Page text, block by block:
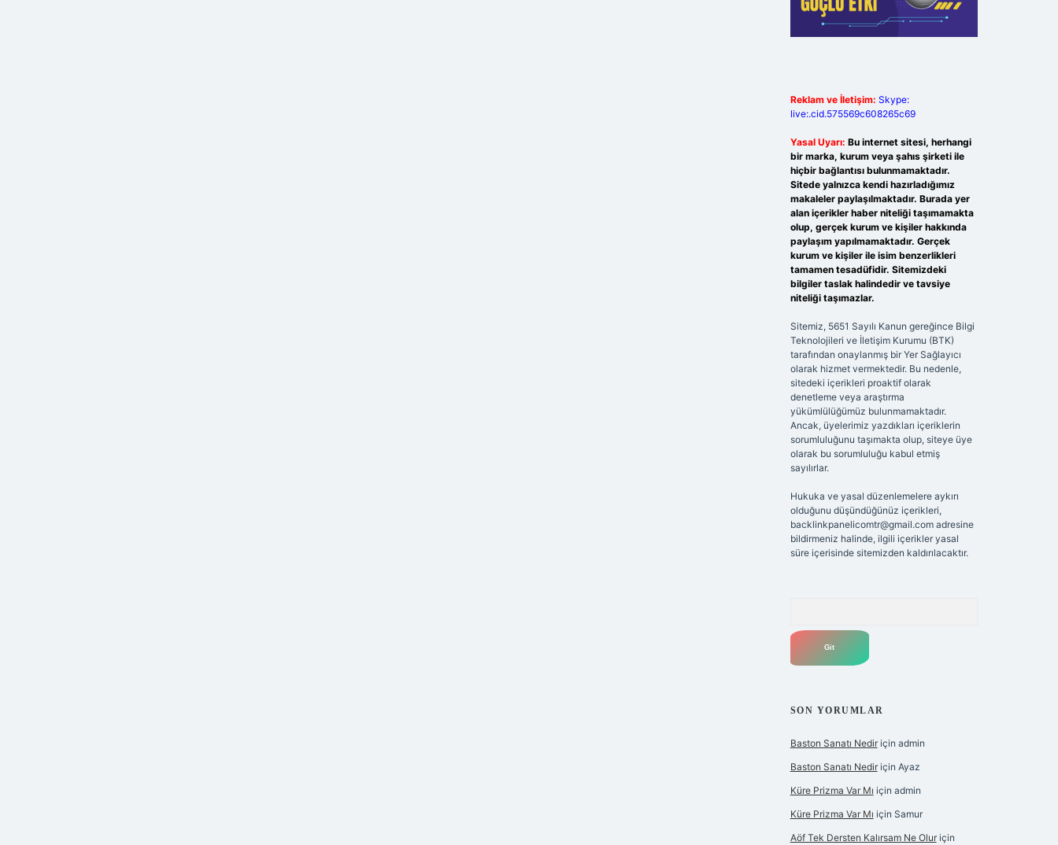
Reklam ve İletişim: Skype:
live:.cid.575569c608265c69
Yasal Uyarı: Bu internet sitesi, herhangi
bir marka, kurum veya şahıs şirketi ile
hiçbir bağlantısı bulunmamaktadır.
Sitede yalnızca kendi hazırladığımız
makaleler paylaşılmaktadır. Burada yer
alan içerikler haber niteliği taşımamakta
olup, gerçek kurum ve kişiler hakkında
paylaşım yapılmamaktadır. Gerçek
kurum ve kişiler ile isim benzerlikleri
tamamen tesadüfidir. Sitemizdeki
bilgiler taslak halindedir ve tavsiye
niteliği taşımazlar.
Sitemiz, 5651 Sayılı Kanun gereğince Bilgi
Teknolojileri ve İletişim Kurumu (BTK)
tarafından onaylanmış bir Yer Sağlayıcı
olarak hizmet vermektedir. Bu nedenle,
sitedeki içerikleri proaktif olarak
denetleme veya araştırma
yükümlülüğümüz bulunmamaktadır.
Ancak, üyelerimiz yazdıkları içeriklerin
sorumluluğunu taşımakta olup, siteye üye
olarak bu sorumluluğu kabul etmiş
sayılırlar.
Hukuka ve yasal düzenlemelere aykırı
olduğunu düşündüğünüz içerikleri,
backlinkpanelicomtr@gmail.comadresine
bildirmeniz halinde, ilgili içerikler yasal
süre içerisinde sitemizden kaldırılacaktır.
SON YORUMLAR
Baston Sanatı Nediriçin admin
Baston Sanatı Nediriçin Ayaz
Küre Prizma Var Mı için admin
Küre Prizma Var Mı için Samur
Aöf Tek Dersten Kalırsam Ne Oluriçin